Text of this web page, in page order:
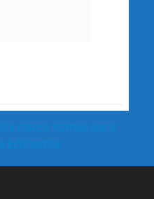
novos nomes para
Economia